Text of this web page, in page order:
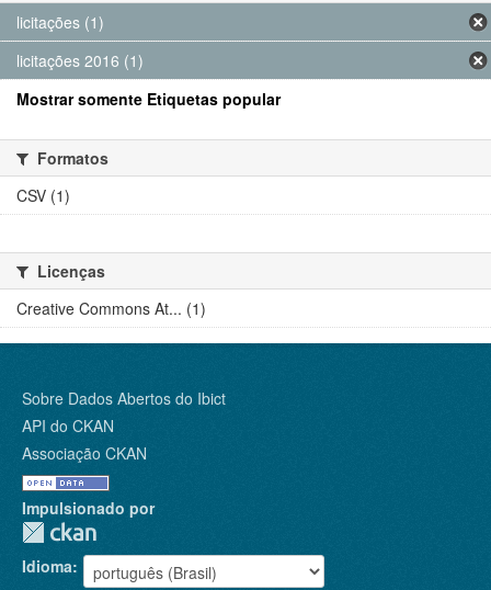
licitações (1)
licitações 2016 (1)
Mostrar somente Etiquetas popular
Formatos
CSV (1)
Licenças
Creative Commons At... (1)
Sobre Dados Abertos do Ibict
API do CKAN
Associação CKAN
Impulsionado por
Idioma